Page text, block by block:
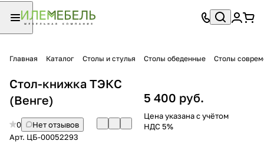
Главная Каталог Столы и стулья Столы обеденные Столы
Стол-книжка ТЭКС
(Венге)
0
Нет отзывов
Арт. ЦБ-00052293
5 400 руб.
Цена указана с учётом
НДС 5%